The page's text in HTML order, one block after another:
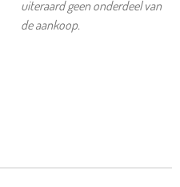
uiteraard geen onderdeel van
de aankoop.